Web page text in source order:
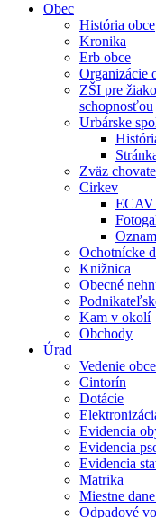
Obec
História obce
Kronika
Erb obce
Organizácie
ZŠI pre
schopnosťou
Urbárske
Zväz
Cirkev
ECAV
Ochotnícke
Knižnica
Obecné
Kam v okolí
Obchody
Úrad
Vedenie obce
Cintorín
Dotácie
Evidencia
Evidencia
Evidencia
Matrika
Miestne
Odpadové